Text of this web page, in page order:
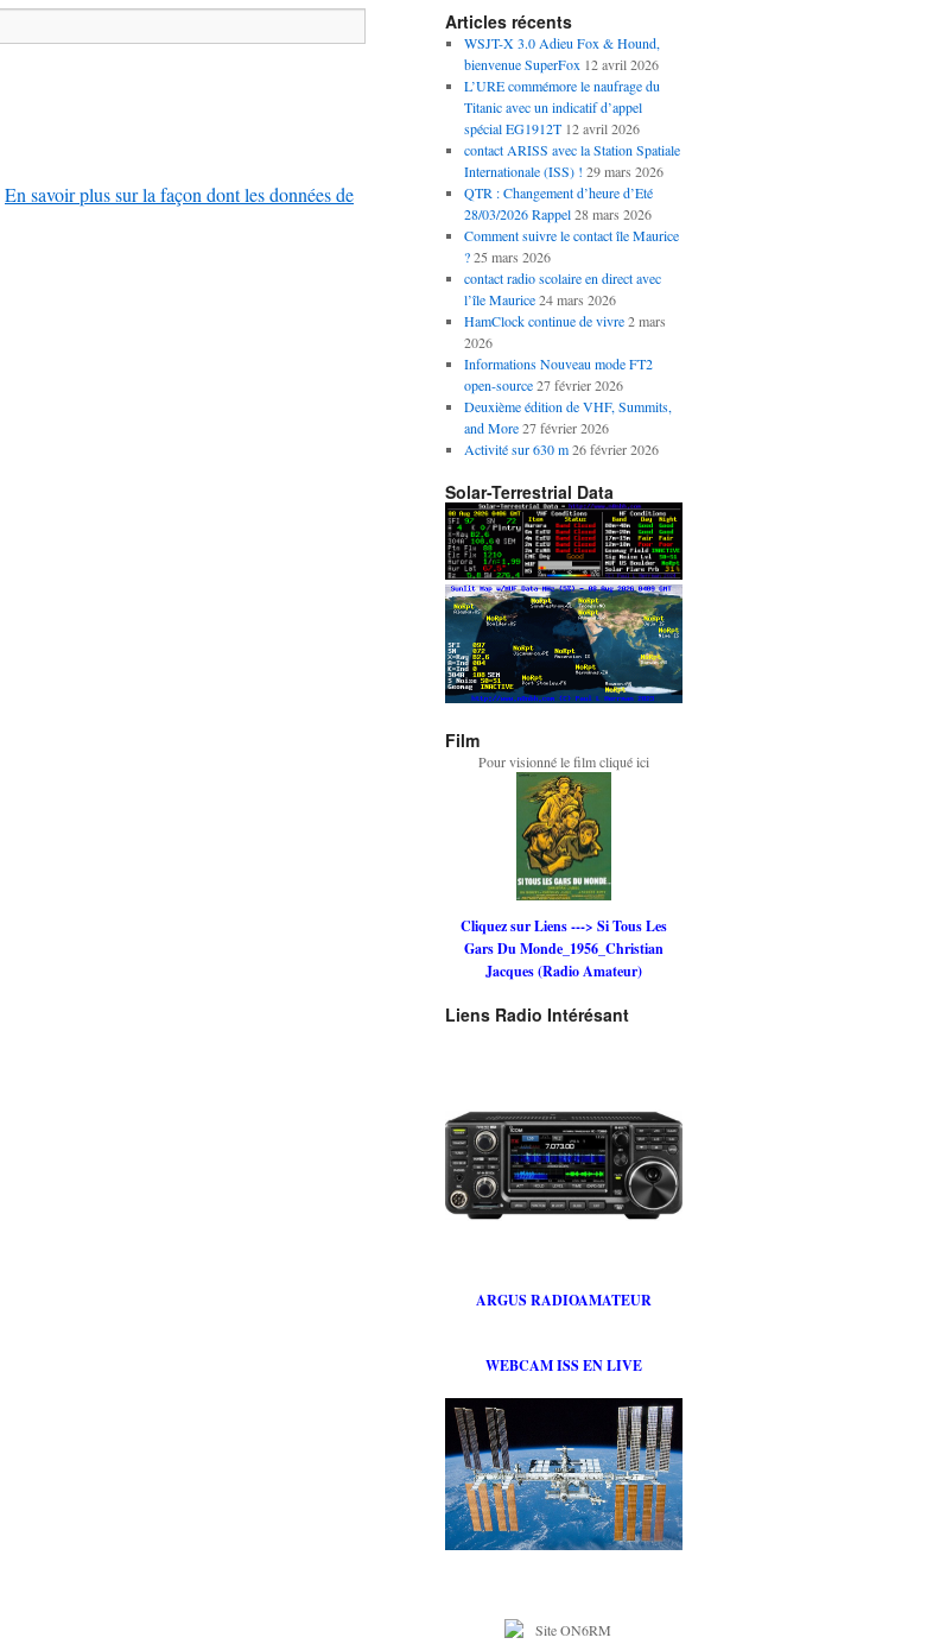
En savoir plus sur la façon dont les données de
Articles récents
WSJT-X 3.0 Adieu Fox & Hound,
bienvenue SuperFox 12 avril 2026
L’URE commémore le naufrage du
Titanic avec un indicatif d’appel
spécial EG1912T 12 avril 2026
contact ARISS avec la Station Spatiale
Internationale (ISS) ! 29 mars 2026
QTR : Changement d’heure d’Eté
28/03/2026 Rappel 28 mars 2026
Comment suivre le contact île Maurice
? 25 mars 2026
contact radio scolaire en direct avec
l’île Maurice 24 mars 2026
HamClock continue de vivre 2 mars
2026
Informations Nouveau mode FT2
open-source 27 février 2026
Deuxième édition de VHF, Summits,
and More 27 février 2026
Activité sur 630 m 26 février 2026
Solar-Terrestrial Data
Film
Pour visionné le film cliqué ici
Cliquez sur Liens ---> Si Tous Les
Gars Du Monde_1956_Christian
Jacques (Radio Amateur)
Liens Radio Intérésant
ARGUS RADIOAMATEUR
WEBCAM ISS EN LIVE